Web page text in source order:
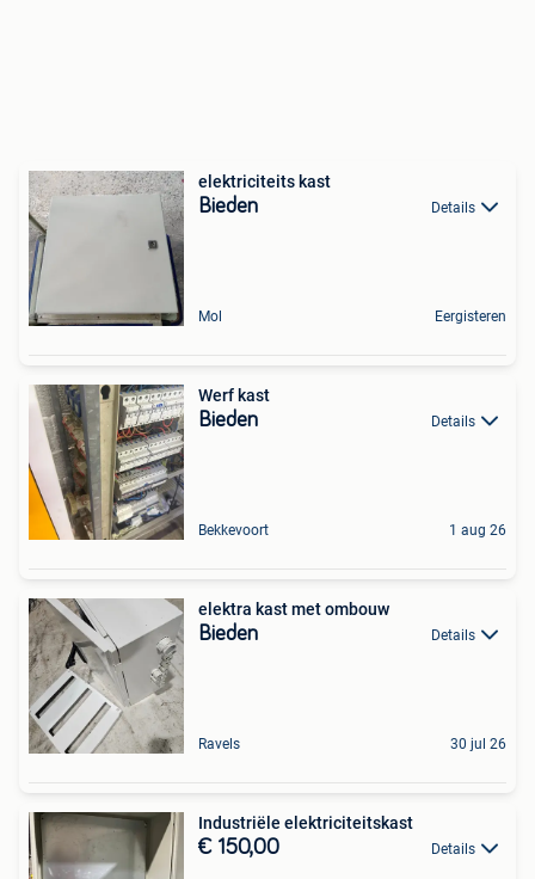
elektriciteits kast
Bieden Details
Mol Eergisteren
Werf kast
Bieden Details
Bekkevoort 1 aug 26
elektra kast met ombouw
Bieden Details
Ravels 30 jul 26
Industriële elektriciteitskast
€ 150,00 Details